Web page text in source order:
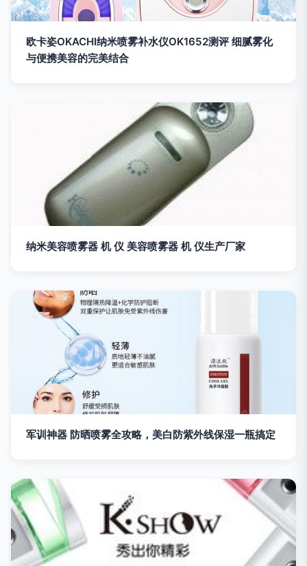
欧卡姿OKACHI纳米喷雾补水仪OK1652测评 细腻雾化
与便携美容的完美结合
纳米美容喷雾器 机 仪 美容喷雾器 机 仪生产厂家
军训神器 防晒喷雾全攻略，美白防紫外线保湿一瓶搞定